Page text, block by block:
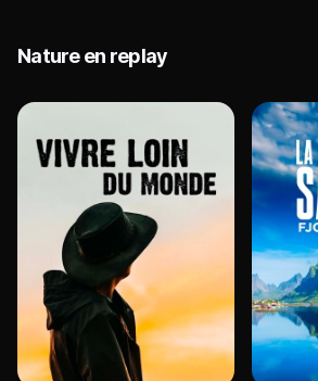
Nature en replay